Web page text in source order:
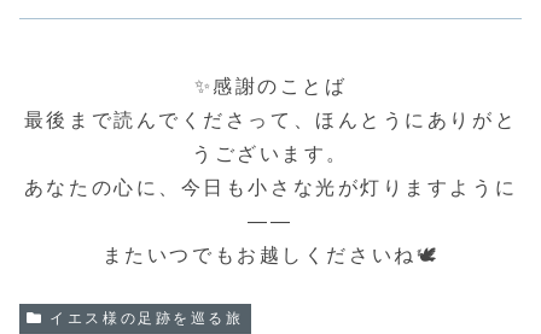
✨感謝のことば
最後まで読んでくださって、ほんとうにありがと
うございます。
あなたの心に、今日も小さな光が灯りますように
――
またいつでもお越しくださいね🕊️
イエス様の足跡を巡る旅